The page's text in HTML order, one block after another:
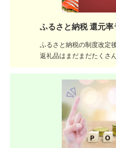
ふるさと納税 還元
ふるさと納税の制度改定
返礼品はまだまだたくさ